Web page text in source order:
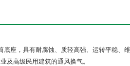
座，具有耐腐蚀、质轻高强、运转平稳、
及高级民用建筑的通风换气。